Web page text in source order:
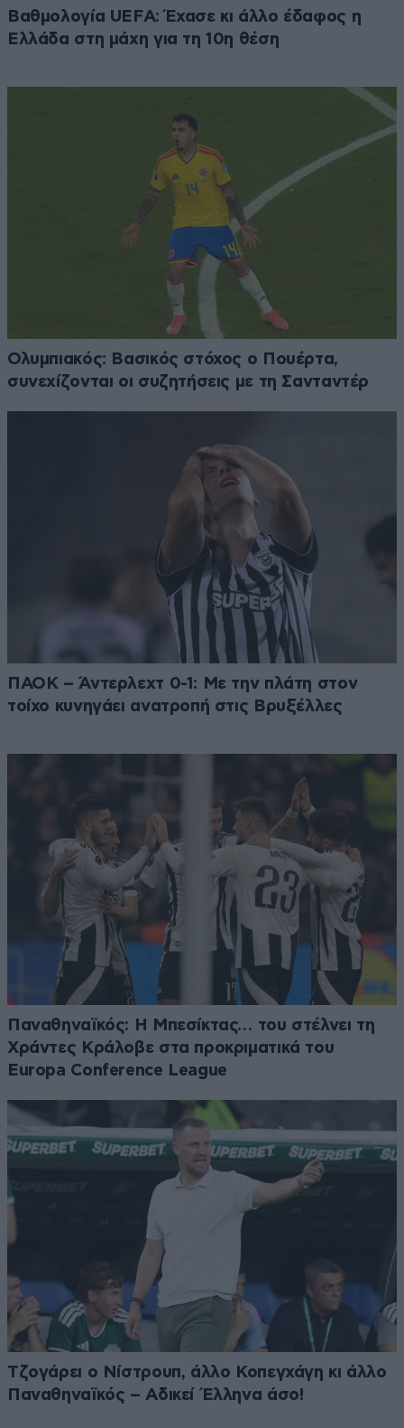
Βαθμολογία UEFA: Έχασε κι άλλο έδαφος η
Ελλάδα στη μάχη για τη 10η θέση
Ολυμπιακός: Βασικός στόχος ο Πουέρτα,
συνεχίζονται οι συζητήσεις με τη Σανταντέρ
ΠΑΟΚ – Άντερλεχτ 0-1: Με την πλάτη στον
τοίχο κυνηγάει ανατροπή στις Βρυξέλλες
Παναθηναϊκός: Η Μπεσίκτας… του στέλνει τη
Χράντες Κράλοβε στα προκριματικά του
Europa Conference League
Τζογάρει ο Νίστρουπ, άλλο Κοπεγχάγη κι άλλο
Παναθηναϊκός – Αδικεί Έλληνα άσο!